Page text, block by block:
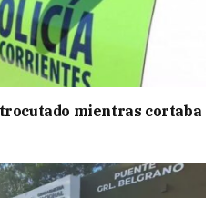
mientras cortaba